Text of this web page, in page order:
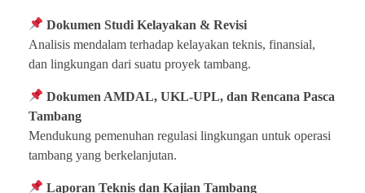
Dokumen Studi Kelayakan & Revisi
Analisis mendalam terhadap kelayakan teknis, finansial,
dan lingkungan dari suatu proyek tambang.
Dokumen AMDAL, UKL-UPL, dan Rencana Pasca
Tambang
Mendukung pemenuhan regulasi lingkungan untuk operasi
tambang yang berkelanjutan.
Laporan Teknis dan Kajian Tambang